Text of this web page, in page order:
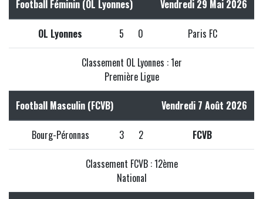
Football Féminin (OL Lyonnes) Vendredi 29 Mai 2026
OL Lyonnes 5 0 Paris FC
Classement OL Lyonnes : 1er
Première Ligue
Football Masculin (FCVB) Vendredi 7 Août 2026
Bourg-Péronnas 3 2 FCVB
Classement FCVB : 12ème
National